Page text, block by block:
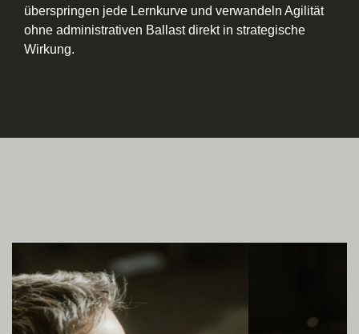
überspringen jede Lernkurve und verwandeln Agilität
ohne administrativen Ballast direkt in strategische
Wirkung.